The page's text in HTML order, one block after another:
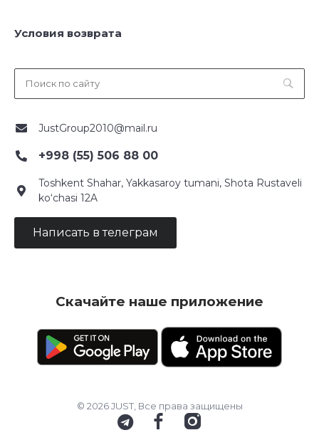
Условия возврата
JustGroup2010@mail.ru
+998 (55) 506 88 00
Toshkent Shahar, Yakkasaroy tumani, Shota Rustaveli
ko‘chasi 12A
Написать в телеграм
Скачайте наше приложение
© 2026 JUST, Все права защищены